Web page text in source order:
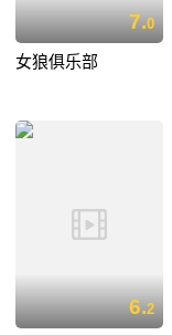
7.0
女狼俱乐部
6.2